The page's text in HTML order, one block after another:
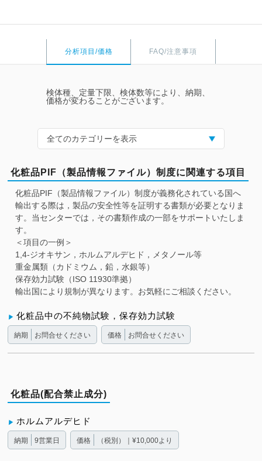
分析項目/価格 FAQ/注意事項
検体種、定量下限、検体数等により、納期、
価格が変わることがございます。
全てのカテゴリーを表示
化粧品PIF（製品情報ファイル）制度に関連する項目
化粧品PIF（製品情報ファイル）制度が義務化されている国へ
輸出する際は，製品の安全性等を証明する書類が必要となりま
す。当センターでは，その書類作成の一部をサポートいたしま
す。
＜項目の一例＞
1,4-ジオキサン，ホルムアルデヒド，メタノール等
重金属類（カドミウム，鉛，水銀等）
保存効力試験（ISO 11930準拠）
輸出国により規制が異なります。お気軽にご相談ください。
化粧品中の不純物試験，保存効力試験
納期 お問合せください 価格 お問合せください
化粧品(配合禁止成分)
ホルムアルデヒド
納期 9営業日 価格 （税別）｜¥10,000より